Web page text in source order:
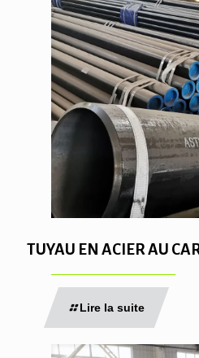
TUYAU EN ACIER AU
Lire la suite